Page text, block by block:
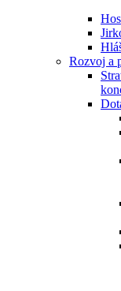
Rozvoj a